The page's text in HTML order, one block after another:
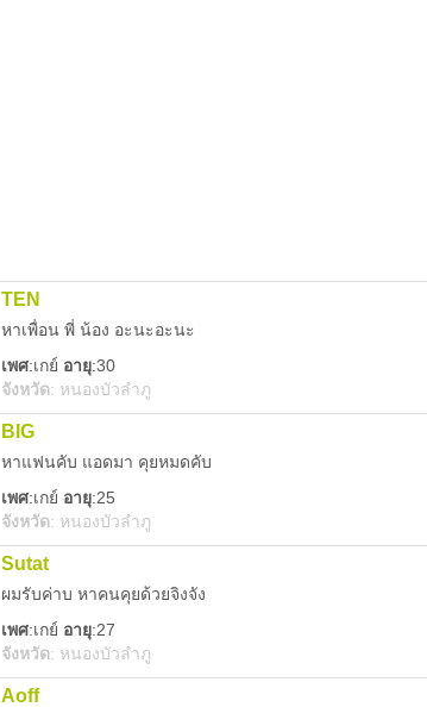
TEN
หาเพื่อน พี่ น้อง อะนะอะนะ
เพศ:เกย์ อายุ:30
จังหวัด: หนองบัวลำภู
BIG
หาแฟนคับ แอดมา คุยหมดคับ
เพศ:เกย์ อายุ:25
จังหวัด: หนองบัวลำภู
Sutat
ผมรับค่าบ หาคนคุยด้วยจิงจัง
เพศ:เกย์ อายุ:27
จังหวัด: หนองบัวลำภู
Aoff